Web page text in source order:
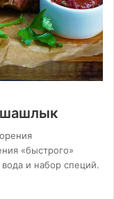
шашлык
«быстрого»
и набор специй.